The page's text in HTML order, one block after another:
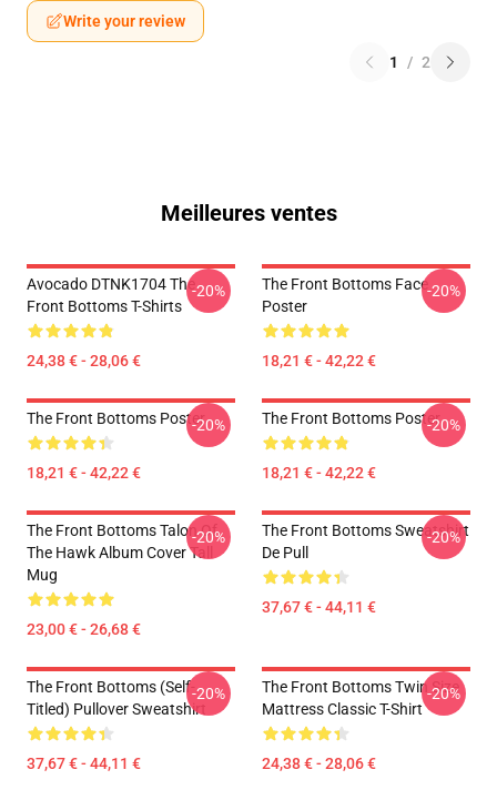
Write your review
1 / 2
Meilleures ventes
Avocado DTNK1704 The
Front Bottoms T-Shirts
24,38 € - 28,06 €
-20%
The Front Bottoms Face
Poster
18,21 € - 42,22 €
-20%
The Front Bottoms Poster
18,21 € - 42,22 €
-20% The Front Bottoms Poster
18,21 € - 42,22 €
-20%
The Front Bottoms Talon Of
The Hawk Album Cover Tall
Mug
23,00 € - 26,68 €
-20%
The Front Bottoms Sweatshirt
De Pull
37,67 € - 44,11 €
-20%
The Front Bottoms (Self-
Titled) Pullover Sweatshirt
37,67 € - 44,11 €
-20%
The Front Bottoms Twin Size
Mattress Classic T-Shirt
24,38 € - 28,06 €
-20%